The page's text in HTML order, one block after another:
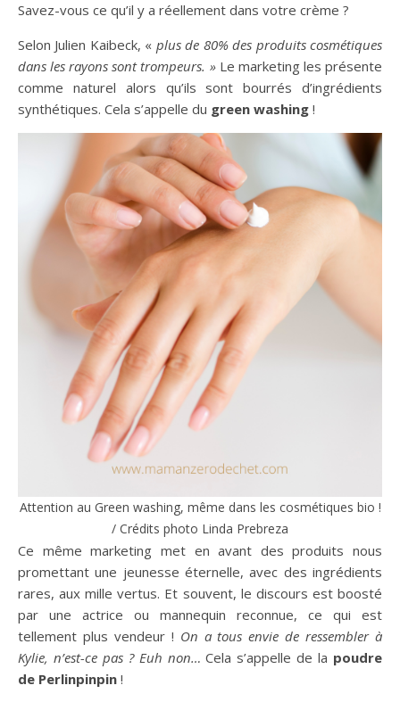
Savez-vous ce qu’il y a réellement dans votre crème ?
Selon Julien Kaibeck, « plus de 80% des produits cosmétiques
dans les rayons sont trompeurs. »Le marketing les présente
comme naturel alors qu’ils sont bourrés d’ingrédients
synthétiques. Cela s’appelle du green washing !
Attention au Green washing, même dans les cosmétiques bio !
/ Crédits photo Linda Prebreza
Ce même marketing met en avant des produits nous
promettant une jeunesse éternelle, avec des ingrédients
rares, aux mille vertus. Et souvent, le discours est boosté
par une actrice ou mannequin reconnue, ce qui est
tellement plus vendeur ! On a tous envie de ressembler à
Kylie, n’est-ce pas ? Euh non… Cela s’appelle de la poudre
de Perlinpinpin !